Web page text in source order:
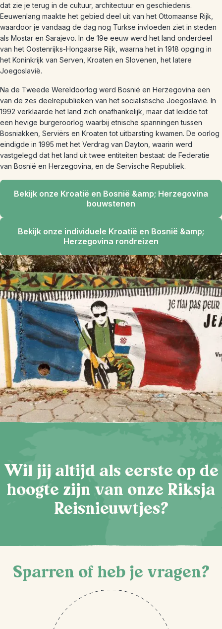
dat zie je terug in de cultuur, architectuur en geschiedenis.
Eeuwenlang maakte het gebied deel uit van het Ottomaanse Rijk,
waardoor je vandaag de dag nog Turkse invloeden ziet in steden
als Mostar en Sarajevo. In de 19e eeuw werd het land onderdeel
van het Oostenrijks-Hongaarse Rijk, waarna het in 1918 opging in
het Koninkrijk van Serven, Kroaten en Slovenen, het latere
Joegoslavië.
Na de Tweede Wereldoorlog werd Bosnië en Herzegovina een
van de zes deelrepublieken van het socialistische Joegoslavië. In
1992 verklaarde het land zich onafhankelijk, maar dat leidde tot
een hevige burgeroorlog waarbij etnische spanningen tussen
Bosniakken, Serviërs en Kroaten tot uitbarsting kwamen. De oorlog
eindigde in 1995 met het Verdrag van Dayton, waarin werd
vastgelegd dat het land uit twee entiteiten bestaat: de Federatie
van Bosnië en Herzegovina, en de Servische Republiek.
Bekijk onze Kroatië en Bosnië &amp; Herzegovina
bouwstenen
Bekijk onze individuele Kroatië en Bosnië &amp;
Herzegovina rondreizen
Wil jij altijd als eerste op de
hoogte zijn van onze Riksja
Reisnieuwtjes?
Sparren of heb je vragen?